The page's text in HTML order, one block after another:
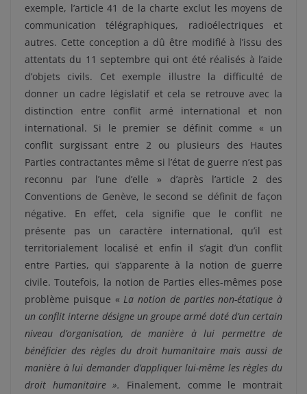
exemple, l’article 41 de la charte exclut les moyens de
communication télégraphiques, radioélectriques et
autres. Cette conception a dû être modifié à l’issu des
attentats du 11 septembre qui ont été réalisés à l’aide
d’objets civils. Cet exemple illustre la difficulté de
donner un cadre législatif et cela se retrouve avec la
distinction entre conflit armé international et non
international. Si le premier se définit comme « un
conflit surgissant entre 2 ou plusieurs des Hautes
Parties contractantes même si l’état de guerre n’est pas
reconnu par l’une d’elle » d’après l’article 2 des
Conventions de Genève, le second se définit de façon
négative. En effet, cela signifie que le conflit ne
présente pas un caractère international, qu’il est
territorialement localisé et enfin il s’agit d’un conflit
entre Parties, qui s’apparente à la notion de guerre
civile. Toutefois, la notion de Parties elles-mêmes pose
problème puisque « La notion de parties non-étatique à
un conflit interne désigne un groupe armé doté d’un certain
niveau d’organisation, de manière à lui permettre de
bénéficier des règles du droit humanitaire mais aussi de
manière à lui demander d’appliquer lui-même les règles du
droit humanitaire ». Finalement, comme le montrait